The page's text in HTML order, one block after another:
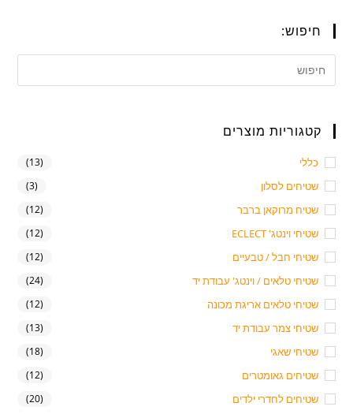
חיפוש:
קטגוריות מוצרים
כללי (13)
שטיחים לסלון (3)
שטיח מרוקאן ברבר (12)
שטיחי וינטג' ECLECT (12)
שטיחי חבל / טבעיים (12)
שטיחי טלאים / וינטג' עבודת יד (24)
שטיחי טלאים אריגת מכונה (12)
שטיחי צמר עבודת יד (13)
שטיחי שאגי (18)
שטיחים גאומטרים (12)
שטיחים לחדרי ילדים (20)